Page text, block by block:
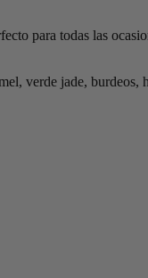
para todas las
verde jade,